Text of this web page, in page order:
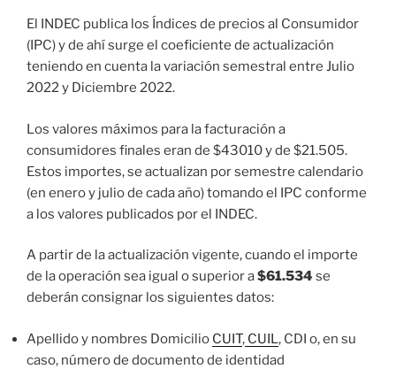
El INDEC publica los Índices de precios al Consumidor
(IPC) y de ahí surge el coeficiente de actualización
teniendo en cuenta la variación semestral entre Julio
2022 y Diciembre 2022.
Los valores máximos para la facturación a
consumidores finales eran de $43010 y de $21.505.
Estos importes, se actualizan por semestre calendario
(en enero y julio de cada año) tomando el IPC conforme
a los valores publicados por el INDEC.
A partir de la actualización vigente, cuando el importe
de la operación sea igual o superior a$61.534 se
deberán consignar los siguientes datos:
Apellido y nombres Domicilio CUIT, CUIL, CDI o, en su
caso, número de documento de identidad